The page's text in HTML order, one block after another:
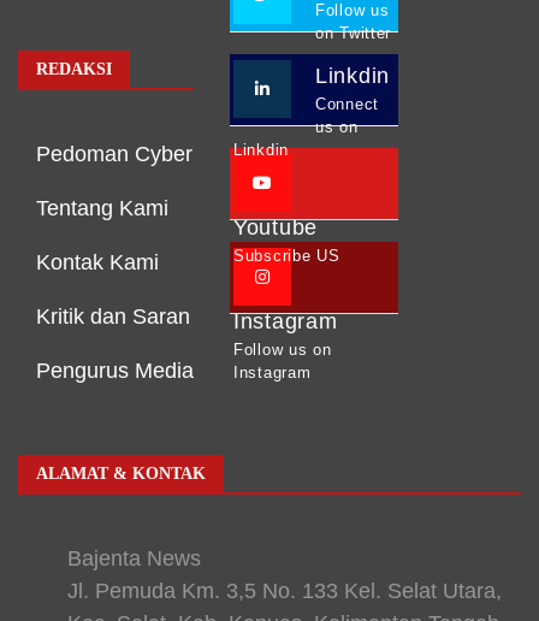
REDAKSI
Pedoman Cyber
Tentang Kami
Kontak Kami
Kritik dan Saran
Pengurus Media
Follow us
on Twitter
Linkdin
Connect
us on
Linkdin
Youtube
Subscribe US
Instagram
Follow us on
Instagram
ALAMAT & KONTAK
Bajenta News
Jl. Pemuda Km. 3,5 No. 133 Kel. Selat Utara,